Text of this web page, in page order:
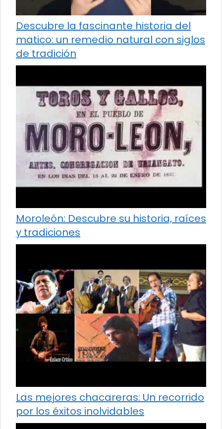
Descubre la fascinante historia del
matico: un remedio natural con siglos
de tradición
Moroleón: Descubre su historia, raíces
y tradiciones
Las mejores chacareras: Un recorrido
por los éxitos inolvidables